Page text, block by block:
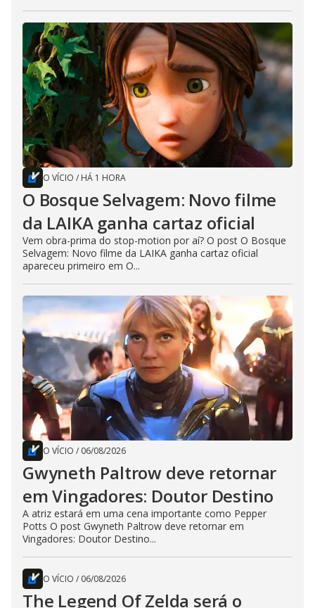
O VÍCIO / HÁ 1 HORA
O Bosque Selvagem: Novo filme
da LAIKA ganha cartaz oficial
Vem obra-prima do stop-motion por aí? O post O Bosque
Selvagem: Novo filme da LAIKA ganha cartaz oficial
apareceu primeiro em O...
O VÍCIO / 06/08/2026
Gwyneth Paltrow deve retornar
em Vingadores: Doutor Destino
A atriz estará em uma cena importante como Pepper
Potts O post Gwyneth Paltrow deve retornar em
Vingadores: Doutor Destino...
O VÍCIO / 06/08/2026
The Legend Of Zelda será o